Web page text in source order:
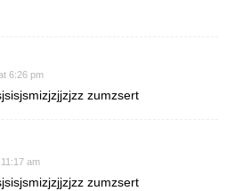
6:26 pm
zumzsert
am
zumzsert